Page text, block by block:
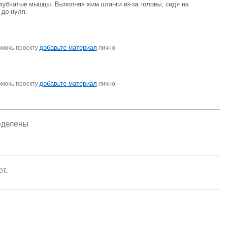
мышцы. Выполняя жим штанги из-за головы, сидя на
до нуля.
проекту добавьте материал лично
проекту добавьте материал лично